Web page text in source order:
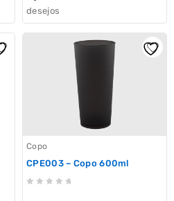
desejos
Copo
CPE003 – Copo 600ml